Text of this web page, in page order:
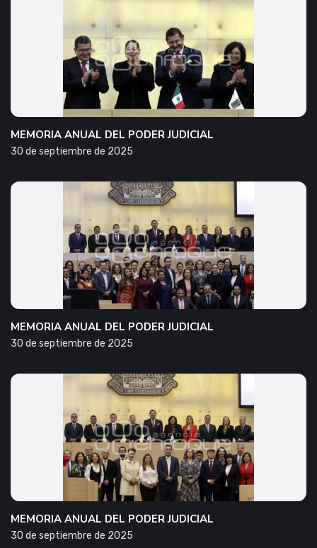
MEMORIA ANUAL DEL PODER JUDICIAL
30 de septiembre de 2025
MEMORIA ANUAL DEL PODER JUDICIAL
30 de septiembre de 2025
MEMORIA ANUAL DEL PODER JUDICIAL
30 de septiembre de 2025